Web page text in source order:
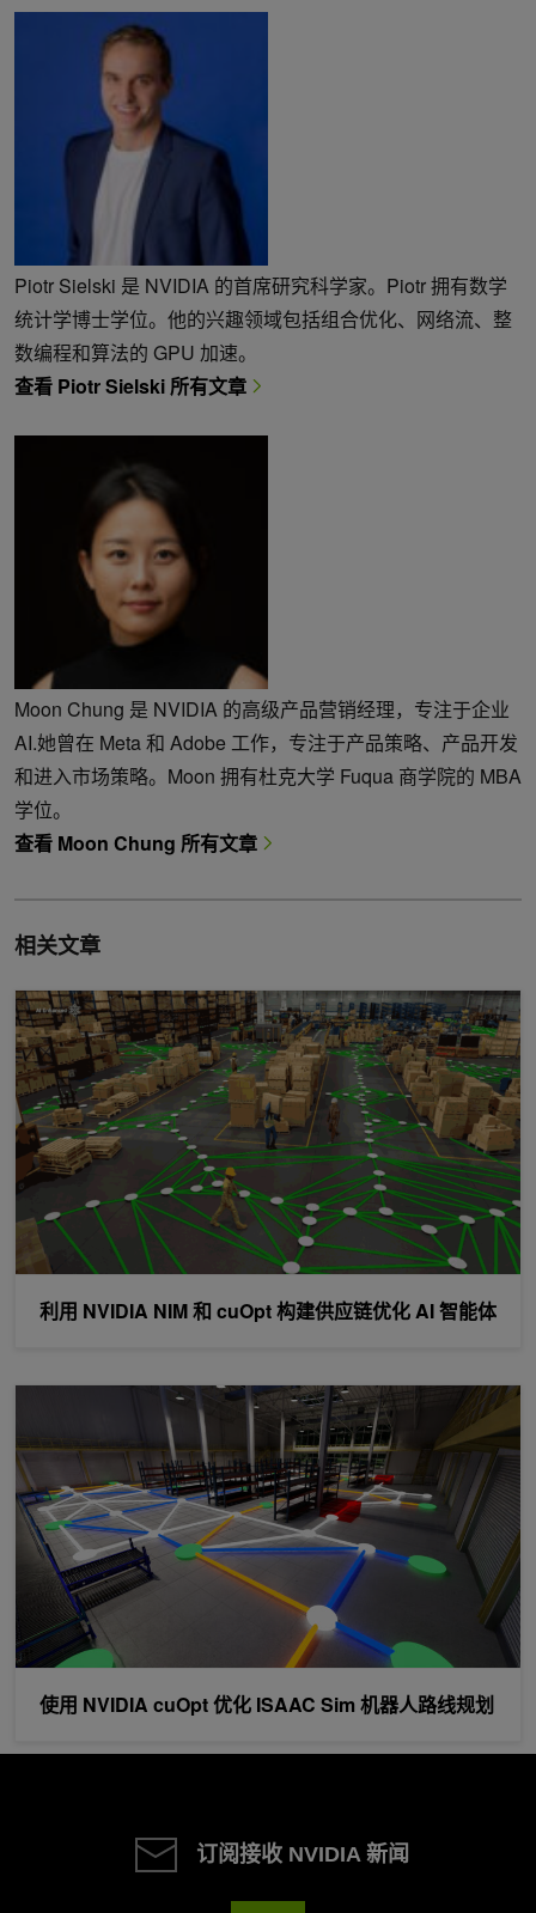
Piotr Sielski 是 NVIDIA 的首席研究科学家。Piotr 拥有数学
统计学博士学位。他的兴趣领域包括组合优化、网络流、整
数编程和算法的 GPU 加速。
查看 Piotr Sielski 所有文章
Moon Chung 是 NVIDIA 的高级产品营销经理，专注于企业
AI.她曾在 Meta 和 Adobe 工作，专注于产品策略、产品开发
和进入市场策略。Moon 拥有杜克大学 Fuqua 商学院的 MBA
学位。
查看 Moon Chung 所有文章
相关文章
利用 NVIDIA NIM 和 cuOpt 构建供应链优化 AI 智能体
利用 NVIDIA NIM 和 cuOpt 构建供应链优化 AI 智能体
使用 NVIDIA cuOpt 优化 ISAAC Sim 机器人路线规划
使用 NVIDIA cuOpt 优化 ISAAC Sim 机器人路线规划
订阅接收 NVIDIA 新闻